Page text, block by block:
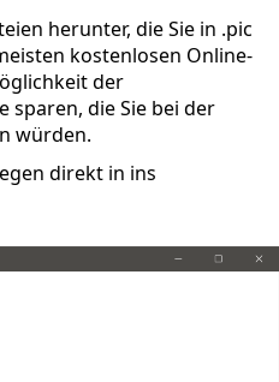
herunter, die Sie in .pic
kostenlosen Online-
der
sparen, die Sie bei der
würden.
direkt in ins